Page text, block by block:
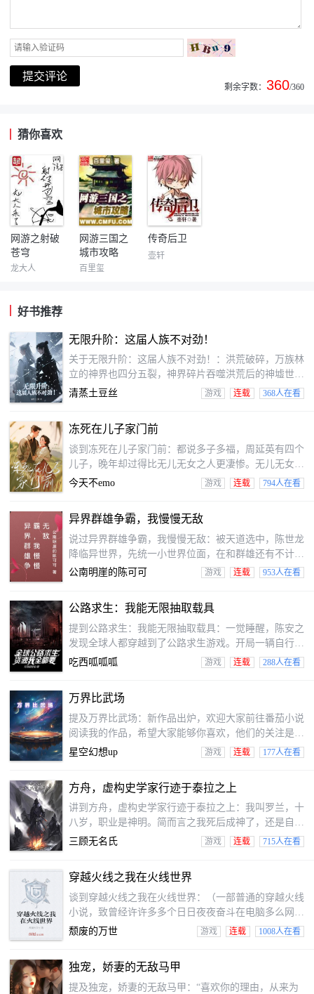
剩余字数：360/360
猜你喜欢
网游之射破
苍穹
龙大人
网游三国之
城市攻略
百里玺
传奇后卫
壶轩
好书推荐
无限升阶：这届人族不对劲！
关于无限升阶：这届人族不对劲！：洪荒破碎，万族林
立的神界也四分五裂，神界碎片吞噬洪荒后的神墟世界
悄然诞生。地球人族，作为洪荒世界最后的火种，全员
力，陆尘在神墟中带领普通人族逆袭崛起，对抗诸天万
族！与此同时，地球灵气复苏，洪荒大佬传承现世，盘
古、女娲、罗睺…那些洪荒传说中的至强传承，正在觉
醒！人族人人如龙，也都“挂逼”！杀怪获取寿命、功法
清蒸土豆丝 游戏 连载 368人在看
冻死在儿子家门前
谈到冻死在儿子家门前：都说多子多福，周延英有四个
儿子，晚年却过得比无儿无女之人更凄惨。无儿无女
的，是五保户，有国家养，死后上也人帮着入土。她儿
今天不emo 游戏 连载 794人在看
异界群雄争霸，我慢慢无敌
说过异界群雄争霸，我慢慢无敌：被天道选中，陈世龙
降临异世界，先统一小世界位面，在和群雄还有不计其
数玩家一起争霸天下，招募武将和名臣征战四方
公南明崖的陈可可 游戏 连载 953人在看
公路求生：我能无限抽取载具
提到公路求生：我能无限抽取载具：一觉睡醒，陈安之
发现全球人都穿越到了公路求生游戏。开局一辆自行
车，不断同步升级。陈安之恰好觉醒了“我全都要”系
物资自由。后来，灭世级BOSS出现，所有人都有惊恐
之下逃生。唯有陈安之抿了口82年可乐，享受着美女的
按摩，嘴角微微一扬。“我将以高达形态出击。”
吃西呱呱呱 游戏 连载 288人在看
万界比武场
提及万界比武场：新作品出炉，欢迎大家前往番茄小说
阅读我的作品，希望大家能够你喜欢，他们的关注是我
写作的动力，我会努力讲好每个故事！
星空幻想up 游戏 连载 177人在看
方舟，虚构史学家行迹于泰拉之上
讲到方舟，虚构史学家行迹于泰拉之上：我叫罗兰，十
八岁，职业是神明。简而言之我死后成神了，还是自称
至高天新手神明辅助系统的玩意让我在他们世界施展神
等等，另一个星球叫泰拉！哪个泰拉?！哦，是有源石
病的这个泰拉啊。还好还好，也都也都个粪坑但总比那
另一个天坑强。嗯好吧要整活事实上……放个天幕看
看?捏这个分身看看?封建也都太落后了再塞点私货
三顾无名氏 游戏 连载 715人在看
穿越火线之我在火线世界
谈到穿越火线之我在火线世界：（一部普通的穿越火线
小说，致曾经许许多多个日日夜夜奋斗在电脑多么网吧
的你）冯战是另一个普通的高三学生高考刚刚完毕的他
线生存系统，无奈的他只能被迫接受这一切，在系统的
不断磨练下强大他也的。
颓废的万世 游戏 连载 1008人在看
独宠，娇妻的无敌马甲
提及独宠，娇妻的无敌马甲：“喜欢你的理由，从来为